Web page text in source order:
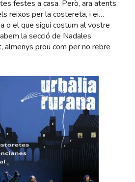
festes a casa. Però, ara atents,
reixos per la costereta, i ei…
o el que sigui costum al vostre
la secció de Nadales
almenys prou com per no rebre